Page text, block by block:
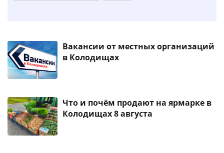
Вакансии от местных организаций
в Колодищах
Что и почём продают на ярмарке в
Колодищах 8 августа